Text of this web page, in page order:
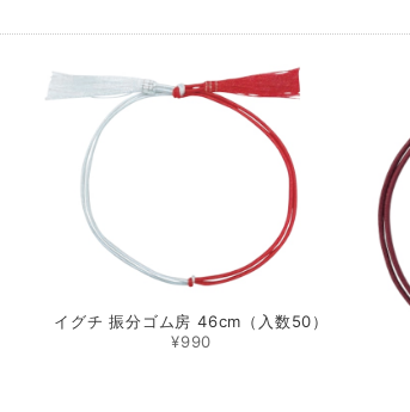
イグチ 振分ゴム房 46cm（入数50）
¥990